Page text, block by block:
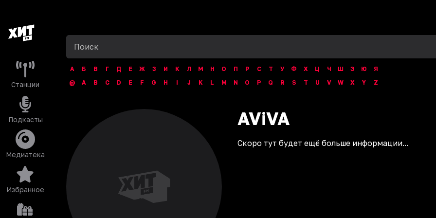
Станции
Подкасты
Медиатека
Избранное
А Б В Г Д Е Ж З И К Л М Н О П Р С Т У Ф Х Ц Ч Ш Э Ю
Я
@
A B C D E F G H I J K L M N O P Q R S T U V W X Y Z
AViVA
Скоро тут будет ещё больше информации...